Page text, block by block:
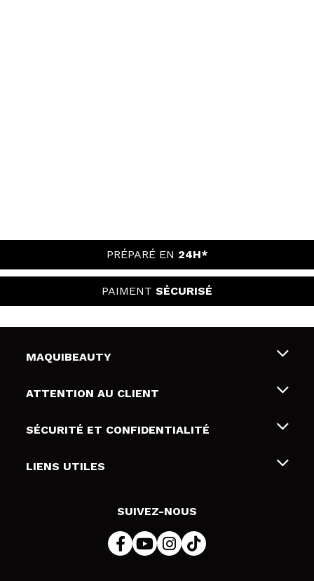
PRÉPARÉ EN 24H*
PAIMENT SÉCURISÉ
MAQUIBEAUTY
Qui sommes nous
Cartes-cadeaux
ATTENTION AU CLIENT
Livraison & retour
Modes de paiement
SÉCURITÉ ET CONFIDENTIALITÉ
Conditions et confidentialité
LIENS UTILES
SUIVEZ-NOUS